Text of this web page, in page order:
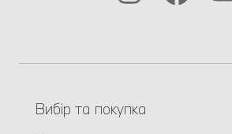
Вибір та покупка